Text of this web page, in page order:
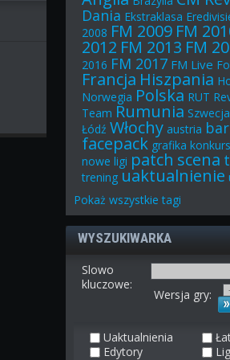
Dania Ekstraklasa
2008 FM 2009 FM
2012 FM 2013 FM
2016 FM 2017 FM Live
Francja Hiszpania
Norwegia Polska RUT
Team Rumunia Szwecja
Łódź Włochy austria
facepack grafika konkurs
nowe ligi patch scena
trening uaktualnienie
Pokażwszystkie tagi
WYSZUKIWARKA
Slowo
kluczowe:
Wersja gry:
Uaktualnienia
Edytory